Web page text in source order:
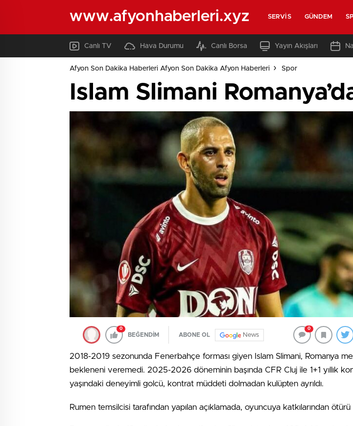
www.afyonhaberleri.xyz SERVIS GÜNDEM
Canlı TV Hava Durumu Canlı Borsa Yayın Akışları
Afyon Son Dakika Haberleri Afyon Son Dakika Afyon Haberleri Spor
Islam Slimani
0
BEĞENDİM ABONE OL News
0
2018-2019 sezonunda Fenerbahçe forması giyen Islam Slimani, Romanya
bekleneni veremedi. 2025-2026 döneminin başında CFR Cluj ile 1+1 yıllık
yaşındaki deneyimli golcü, kontrat müddeti dolmadan kulüpten ayrıldı.
Rumen temsilcisi tarafından yapılan açıklamada, oyuncuya katkılarından